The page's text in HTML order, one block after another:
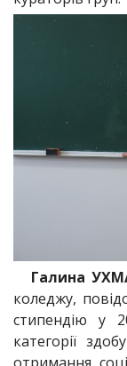
Галина
коледжу,
стипендію у
категорії